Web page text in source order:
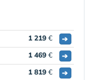
1 219 €
➔
1 469 €
➔
1 819 € ➔